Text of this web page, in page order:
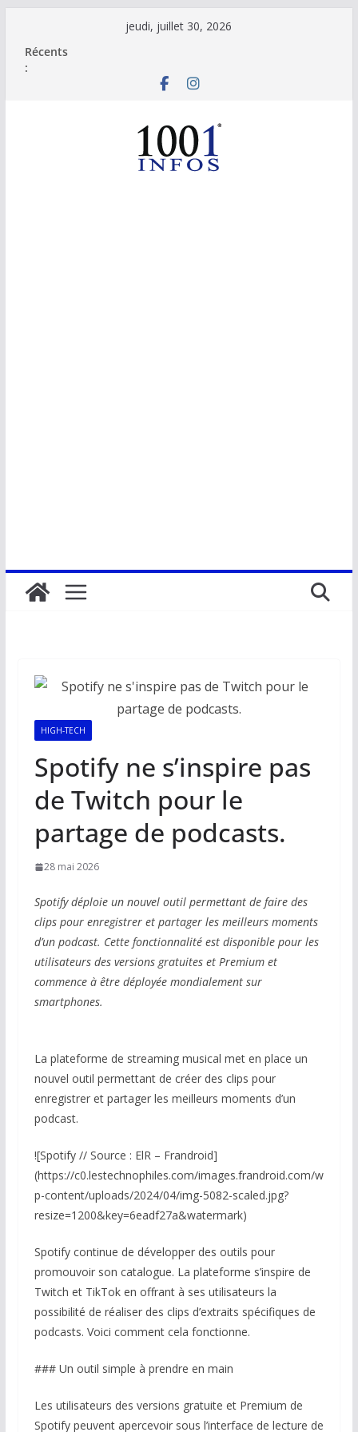
contenu
jeudi, juillet 30, 2026
Récents
:
HIGH-TECH
Spotify ne s’inspire pas
de Twitch pour le
partage de podcasts.
28 mai 2026
Spotify déploie un nouvel outil permettant de faire des
clips pour enregistrer et partager les meilleurs moments
d’un podcast. Cette fonctionnalité est disponible pour les
utilisateurs des versions gratuites et Premium et
commence à être déployée mondialement sur
smartphones.
La plateforme de streaming musical met en place un
nouvel outil permettant de créer des clips pour
enregistrer et partager les meilleurs moments d’un
podcast.
![Spotify // Source : ElR – Frandroid]
(https://c0.lestechnophiles.com/images.frandroid.com/w
p-content/uploads/2024/04/img-5082-scaled.jpg?
resize=1200&key=6eadf27a&watermark)
Spotify continue de développer des outils pour
promouvoir son catalogue. La plateforme s’inspire de
Twitch et TikTok en offrant à ses utilisateurs la
possibilité de réaliser des clips d’extraits spécifiques de
podcasts. Voici comment cela fonctionne.
### Un outil simple à prendre en main
Les utilisateurs des versions gratuite et Premium de
Spotify peuvent apercevoir sous l’interface de lecture de